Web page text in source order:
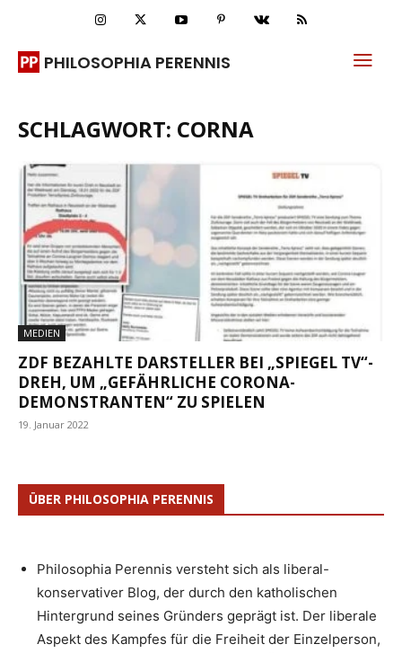
PHILOSOPHIA PERENNIS
SCHLAGWORT: CORNA
MEDIEN
ZDF BEZAHLTE DARSTELLER BEI „SPIEGEL TV“-
DREH, UM „GEFÄHRLICHE CORONA-
DEMONSTRANTEN“ ZU SPIELEN
19. Januar 2022
ÜBER PHILOSOPHIA PERENNIS
Philosophia Perennis versteht sich als liberal-
konservativer Blog, der durch den katholischen
Hintergrund seines Gründers geprägt ist. Der liberale
Aspekt des Kampfes für die Freiheit der Einzelperson,